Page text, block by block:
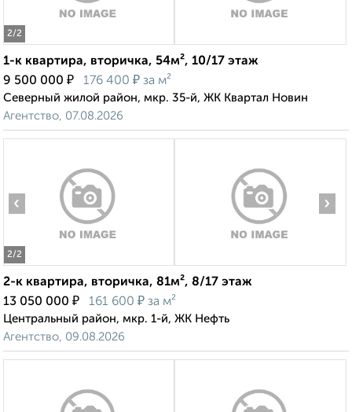
2/2
1-к квартира, вторичка, 54м², 10/17 этаж
9 500 000 ₽ 176 400 ₽ за м²
Северный жилой район, мкр. 35-й, ЖК Квартал Новин
Агентство, 07.08.2026
2/2
‹ ›
2-к квартира, вторичка, 81м², 8/17 этаж
13 050 000 ₽ 161 600 ₽ за м²
Центральный район, мкр. 1-й, ЖК Нефть
Агентство, 09.08.2026